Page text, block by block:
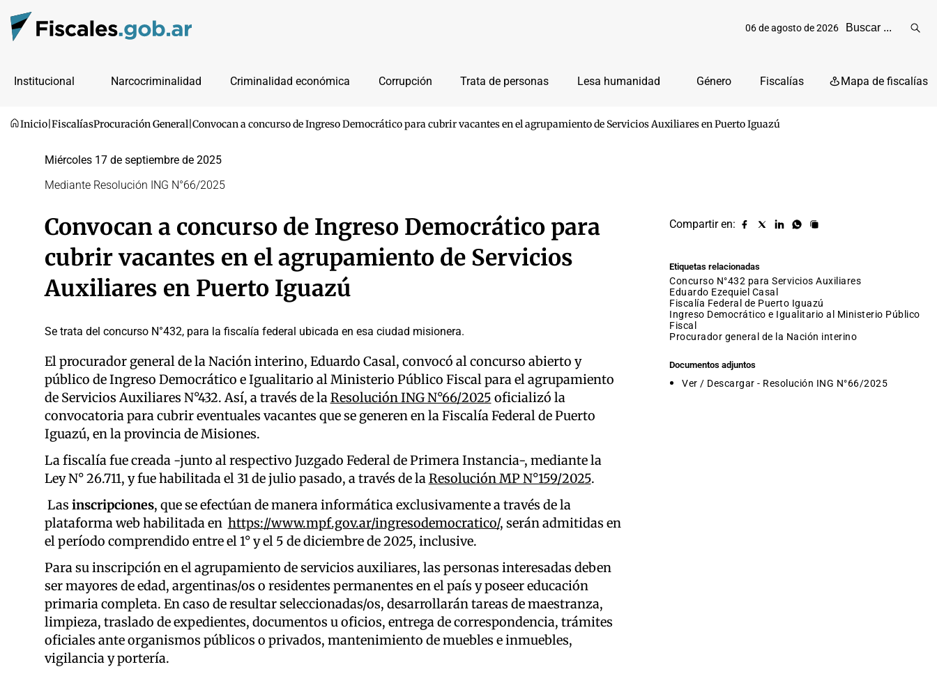
06 de agosto de 2026
Institucional Narcocriminalidad Criminalidad económica Corrupción Trata de personas Lesa humanidad Género Fiscalías Mapa de fiscalías
Inicio FiscalíasProcuración General Convocan a concurso de Ingreso Democrático para cubrir vacantes en el agrupamiento de Servicios Auxiliares en Puerto Iguazú
Miércoles 17 de septiembre de 2025
Mediante Resolución ING N°66/2025
Convocan a concurso de Ingreso Democrático para
cubrir vacantes en el agrupamiento de Servicios
Auxiliares en Puerto Iguazú
Se trata del concurso N°432, para la fiscalía federal ubicada en esa ciudad misionera.
El procurador general de la Nación interino, Eduardo Casal, convocó al concurso abierto y
público de Ingreso Democrático e Igualitario al Ministerio Público Fiscal para el agrupamiento
de Servicios Auxiliares N°432. Así, a través de laResolución ING N°66/2025 oficializó la
convocatoria para cubrir eventuales vacantes que se generen en la Fiscalía Federal de Puerto
Iguazú, en la provincia de Misiones.
La fiscalía fue creada -junto al respectivo Juzgado Federal de Primera Instancia-, mediante la
Ley N° 26.711, y fue habilitada el 31 de julio pasado, a través de laResolución MP N°159/2025.
Las inscripciones, que se efectúan de manera informática exclusivamente a través de la
plataforma web habilitada en https://www.mpf.gov.ar/ingresodemocratico/, serán admitidas en
el período comprendido entre el 1° y el 5 de diciembre de 2025, inclusive.
Para su inscripción en el agrupamiento de servicios auxiliares, las personas interesadas deben
ser mayores de edad, argentinas/os o residentes permanentes en el país y poseer educación
primaria completa. En caso de resultar seleccionadas/os, desarrollarán tareas de maestranza,
limpieza, traslado de expedientes, documentos u oficios, entrega de correspondencia, trámites
oficiales ante organismos públicos o privados, mantenimiento de muebles e inmuebles,
vigilancia y portería.
Compartir en:
Compartir
Compartir
Compartir
Compartir
Copiar
Etiquetas relacionadas
Concurso N°432 para Servicios Auxiliares
Eduardo Ezequiel Casal
Fiscalía Federal de Puerto Iguazú
Ingreso Democrático e Igualitario al Ministerio Público
Fiscal
procurador general de la Nación interino
Documentos adjuntos
Ver / Descargar - Resolución ING N°66/2025